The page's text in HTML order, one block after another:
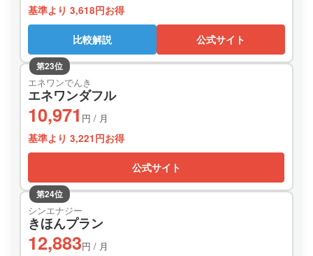
基準より 3,618円お得
比較解説 公式サイト
第23位
エネワンでんき
エネワンダフル
10,971 円 / 月
基準より 3,221円お得
公式サイト
第24位
シンエナジー
きほんプラン
12,883円 / 月